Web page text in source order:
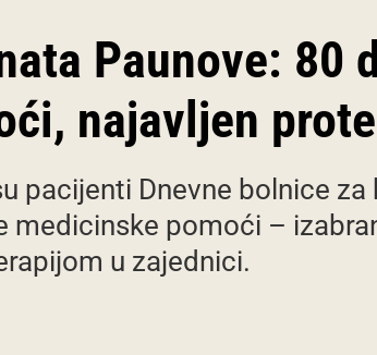
Paunove: 80
najavljen
pacijenti Dnevne bolnice
medicinske pomoći –
u zajednici.